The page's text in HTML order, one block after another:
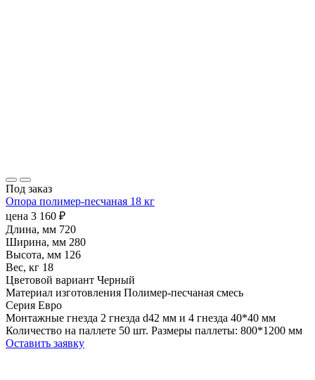
Под заказ
Опора полимер-песчаная 18 кг
цена 3 160 ₽
Длина, мм 720
Ширина, мм 280
Высота, мм 126
Вес, кг 18
Цветовой вариант Черный
Материал изготовления Полимер-песчаная смесь
Серия Евро
Монтажные гнезда 2 гнезда d42 мм и 4 гнезда 40*40 мм
Количество на паллете 50 шт. Размеры паллеты: 800*1200 мм
Оставить заявку